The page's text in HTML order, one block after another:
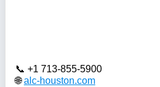
+1 713-855-5900
alc-houston.com